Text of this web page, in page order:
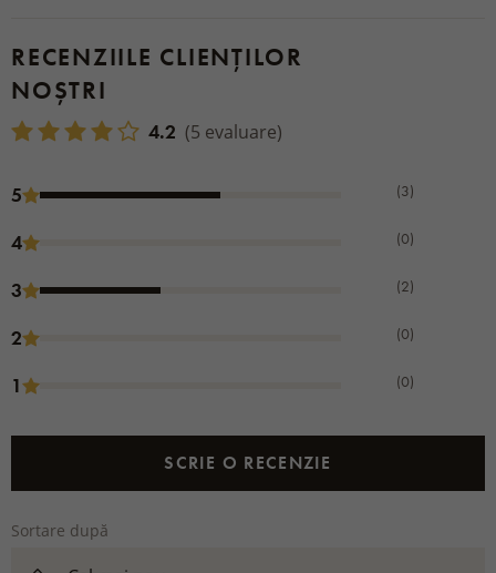
RECENZIILE CLIENȚILOR
NOȘTRI
4.2 (5 evaluare)
5 (3)
4 (0)
3 (2)
2 (0)
1 (0)
SCRIE O RECENZIE
Sortare după